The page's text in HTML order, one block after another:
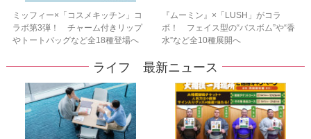
ミッフィー×「コスメキッチン」コ
ラボ第3弾！ チャーム付きリップ
やトートバッグなど全18種登場へ
『ムーミン』×「LUSH」がコラ
ボ！ フェイス型の“バスボム”や“香
水”など全10種展開へ
ライフ 最新ニュース